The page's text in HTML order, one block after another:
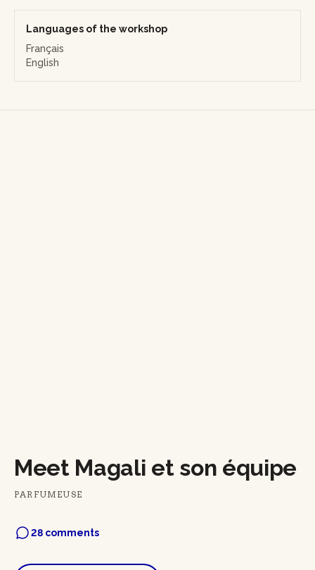
Languages of the workshop
Français
English
Meet Magali et son équipe
PARFUMEUSE
28 comments